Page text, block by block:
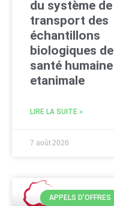
du système de
transport des
échantillons
biologiques de
santé humaine
etanimale
LIRE LA SUITE »
7 août 2026
APPELS D'OFFRES